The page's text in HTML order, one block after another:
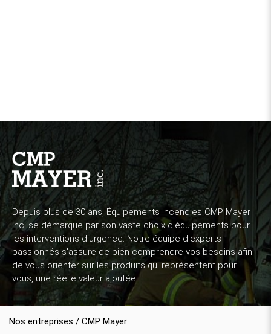
Depuis plus de 30 ans, Équipements Incendies CMP Mayer
inc. se démarque par son vaste choix d'équipements pour
les interventions d'urgence. Notre équipe d'experts
passionnés s'assure de bien comprendre vos besoins afin
de vous orienter sur les produits qui représentent pour
vous, une réelle valeur ajoutée.
Nos entreprises / CMP Mayer